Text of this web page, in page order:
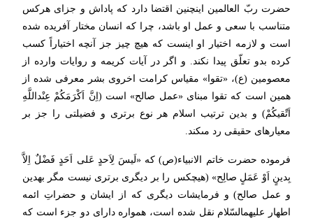
حضرت ربّ العالمین اینچنین اقتضا دارد كه پاداش و جزاى هركس
متناسب با سعى و عمل او باشد، چرا كه انسان مختار آفریده شده
است و لازمه اختیار او اینست كه هیچ چیز جز آنچه اختیاراً كسب
كرده بدو تعلّق پیدا نكند. و اگر در آیات كریمه و روایات وارده از
معصومین (ع)، «تقوا» مقیاس كرامت اخروى بشر معرفى شده از
همین است كه تقوا مبناى «عمل صالح» است (اِنَّ اَكْرَمَكُمْ عِنْداللَّهِ
اَتْقیكُمْ) و بدین ترتیب اسلام هر نوع برترى و فضیلتى را جز بر
معیارهاى حقیقى رد مى‏كند.
فرموده حضرت خاتم الانبیاء(ص) كه «لَیسَ لِاَحدٍ عَلى‏ اَحَدٍ فَضْلٌ اِلاَّ
بِدینٍ اَوْ عَمَلٍ صالِح» (هیچكس را بر دیگرى برترى نیست مگر به‏دین
و عمل صالح) و فرمایشات دیگرى كه از ایشان و حضراتِ ائمه
اطهار علیهم‏السّلام نقل شده است، همواره داراى دو جزء است كه